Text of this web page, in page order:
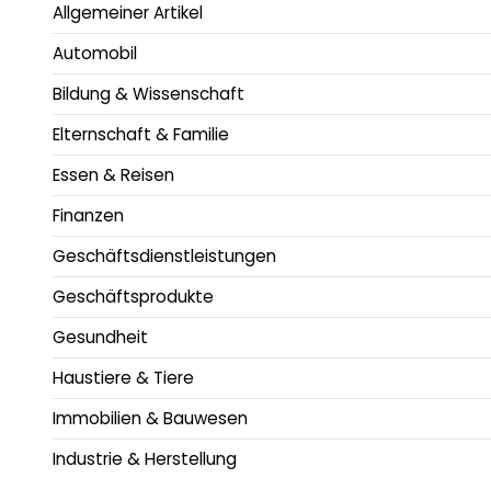
Allgemeiner Artikel
Automobil
Bildung & Wissenschaft
Elternschaft & Familie
Essen & Reisen
Finanzen
Geschäftsdienstleistungen
Geschäftsprodukte
Gesundheit
Haustiere & Tiere
Immobilien & Bauwesen
Industrie & Herstellung